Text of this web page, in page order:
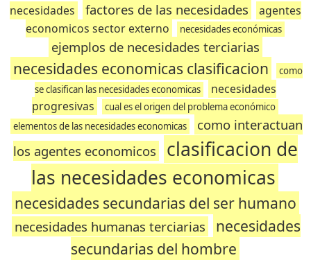
necesidades
factores de las necesidades
agentes
economicos sector externo
necesidades económicas
ejemplos de necesidades terciarias
necesidades economicas clasificacion
como
se clasifican las necesidades economicas
necesidades
progresivas
cual es el origen del problema económico
elementos de las necesidades economicas
como interactuan
los agentes economicos
clasificacion de
las necesidades economicas
necesidades secundarias del ser humano
necesidades humanas terciarias
necesidades
secundarias del hombre